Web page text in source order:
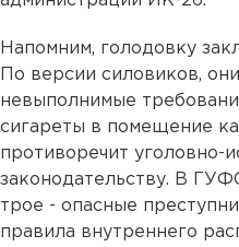
Напомним, голодовку
По версии силовиков,
невыполнимые
сигареты в помещение
противоречит уголовно-
законодательству. В
трое - опасные
правила внутреннего